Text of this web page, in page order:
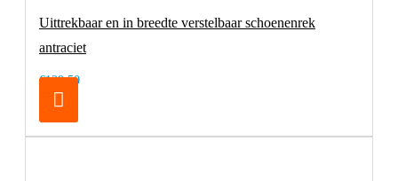
Uittrekbaar en in breedte verstelbaar schoenenrek
antraciet
€129,50